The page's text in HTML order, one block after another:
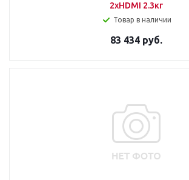
2xHDMI 2.3кг
Товар в наличии
83 434 руб.